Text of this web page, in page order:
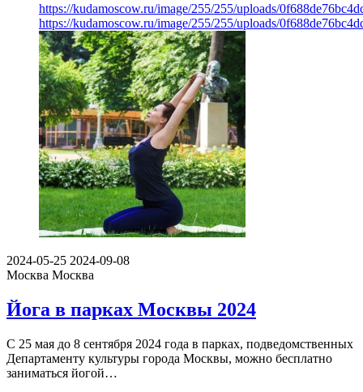
https://kudamoscow.ru/image/255/255/uploads/
https://kudamoscow.ru/image/255/255/uploads/
2024-05-25 2024-09-08
Москва Москва
Йога в парках Москвы 2024
С 25 мая до 8 сентября 2024 года в парках, подведомственных
Департаменту культуры города Москвы, можно бесплатно
заниматься йогой…